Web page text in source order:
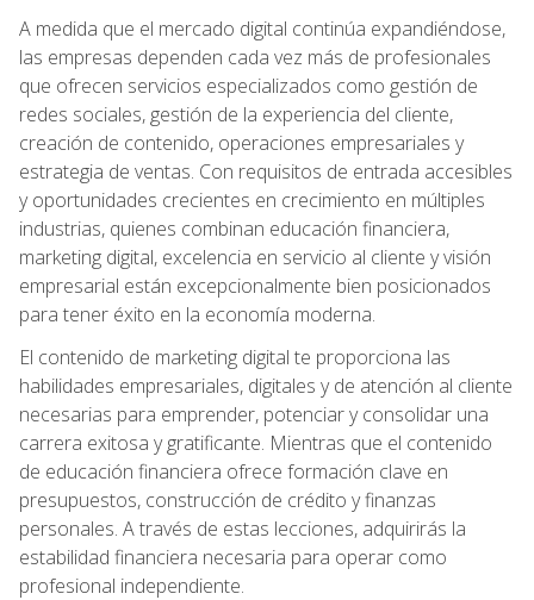
A medida que el mercado digital continúa expandiéndose,
las empresas dependen cada vez más de profesionales
que ofrecen servicios especializados como gestión de
redes sociales, gestión de la experiencia del cliente,
creación de contenido, operaciones empresariales y
estrategia de ventas. Con requisitos de entrada accesibles
y oportunidades crecientes en crecimiento en múltiples
industrias, quienes combinan educación financiera,
marketing digital, excelencia en servicio al cliente y visión
empresarial están excepcionalmente bien posicionados
para tener éxito en la economía moderna.
El contenido de marketing digital te proporciona las
habilidades empresariales, digitales y de atención al cliente
necesarias para emprender, potenciar y consolidar una
carrera exitosa y gratificante. Mientras que el contenido
de educación financiera ofrece formación clave en
presupuestos, construcción de crédito y finanzas
personales. A través de estas lecciones, adquirirás la
estabilidad financiera necesaria para operar como
profesional independiente.